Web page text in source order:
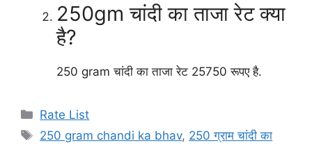
250gm चांदी का ताजा रेट क्या
है?
250 gram चांदी का ताजा रेट 25750 रूपए है.
Categories
Rate List
Tags
250 gram chandi ka bhav, 250 ग्राम चांदी का